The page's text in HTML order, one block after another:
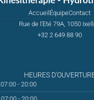
Accueil ÉquipeContact
Rue de l'Eté 79A, 1050
+32 2 649 88 90
HEURES
07:00 - 20:00